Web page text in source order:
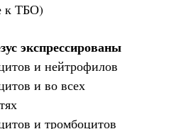
к ТБО)
экспрессированы
и нейтрофилов
и во всех
и тромбоцитов